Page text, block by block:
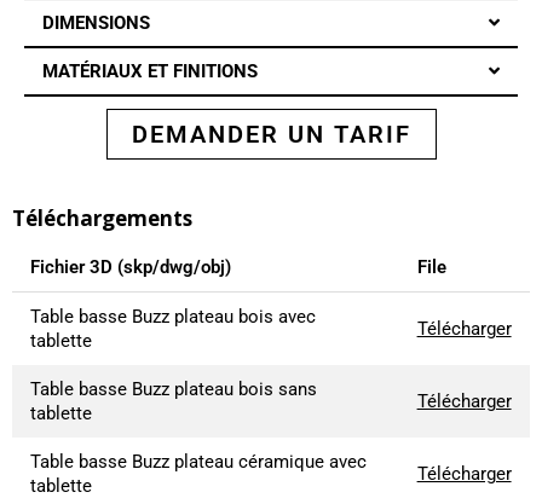
DIMENSIONS
MATÉRIAUX ET FINITIONS
DEMANDER UN TARIF
Téléchargements
Fichier 3D (skp/dwg/obj) File
Table basse Buzz plateau bois avec
tablette
Télécharger
Table basse Buzz plateau bois sans
tablette
Télécharger
Table basse Buzz plateau céramique avec
tablette
Télécharger